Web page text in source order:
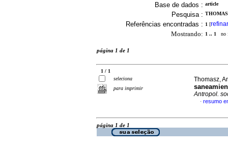
Base de dados : article
Pesquisa :
Referências encontradas : 1 [refinar
Mostrando: 1 .. 1 no
página 1 de 1
1 / 1
seleciona
para imprimir
Thomasz,
Antropol.
· resumo
página 1 de 1